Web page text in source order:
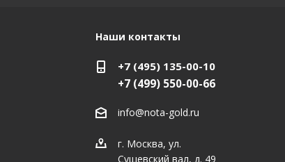
Наши контакты
+7 (495) 135-00-10
+7 (499) 550-00-66
info@nota-gold.ru
г. Москва, ул.
Сущевский вал, д. 49